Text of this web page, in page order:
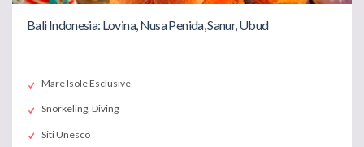
Bali Indonesia: Lovina, Nusa Penida, Sanur, Ubud
Mare Isole Esclusive
Snorkeling, Diving
Siti Unesco